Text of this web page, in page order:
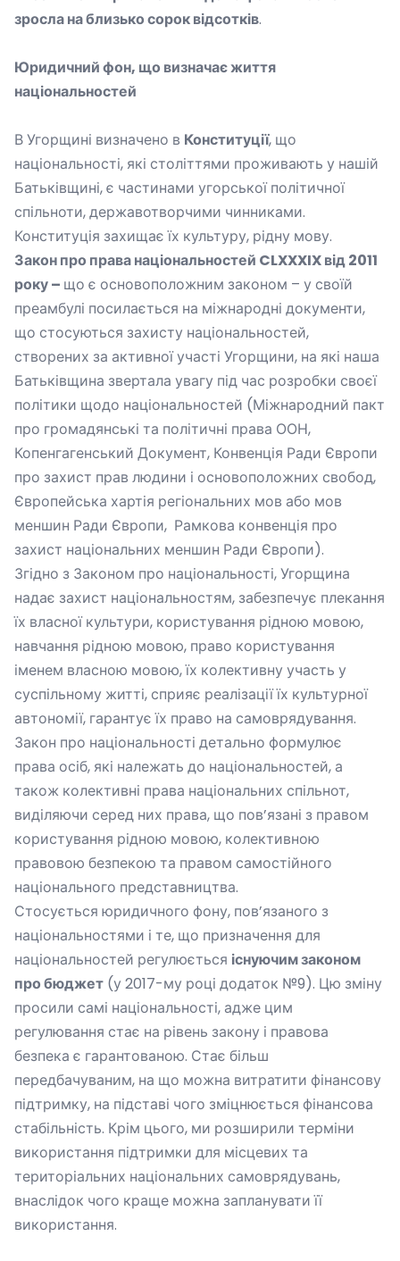
зросла на близько сорок відсотків.
Юридичний фон, що визначає життя
національностей
В Угорщині визначено в Конституції, що
національності, які століттями проживають у нашій
Батьківщині, є частинами угорської політичної
спільноти, державотворчими чинниками.
Конституція захищає їх культуру, рідну мову.
Закон про права національностей CLXXXIXвід 2011
року – що є основоположним законом – у своїй
преамбулі посилається на міжнародні документи,
що стосуються захисту національностей,
створених за активної участі Угорщини, на які наша
Батьківщина звертала увагу під час розробки своєї
політики щодо національностей (Міжнародний пакт
про громадянські та політичні права ООН,
Копенгагенський Документ, Конвенція Ради Європи
про захист прав людини і основоположних свобод,
Європейська хартія регіональних мов або мов
меншин Ради Європи, Рамкова конвенція про
захист національних меншин Ради Європи).
Згідно з Законом про національності, Угорщина
надає захист національностям, забезпечує плекання
їх власної культури, користування рідною мовою,
навчання рідною мовою, право користування
іменем власною мовою, їх колективну участь у
суспільному житті, сприяє реалізації їх культурної
автономії, гарантує їх право на самоврядування.
Закон про національності детально формулює
права осіб, які належать до національностей, а
також колективні права національних спільнот,
виділяючи серед них права, що пов’язані з правом
користування рідною мовою, колективною
правовою безпекою та правом самостійного
національного представництва.
Стосується юридичного фону, пов’язаного з
національностями і те, що призначення для
національностей регулюється існуючим законом
про бюджет (у 2017-му році додаток №9). Цю зміну
просили самі національності, адже цим
регулювання стає на рівень закону і правова
безпека є гарантованою. Стає більш
передбачуваним, на що можна витратити фінансову
підтримку, на підставі чого зміцнюється фінансова
стабільність. Крім цього, ми розширили терміни
використання підтримки для місцевих та
територіальних національних самоврядувань,
внаслідок чого краще можна запланувати її
використання.